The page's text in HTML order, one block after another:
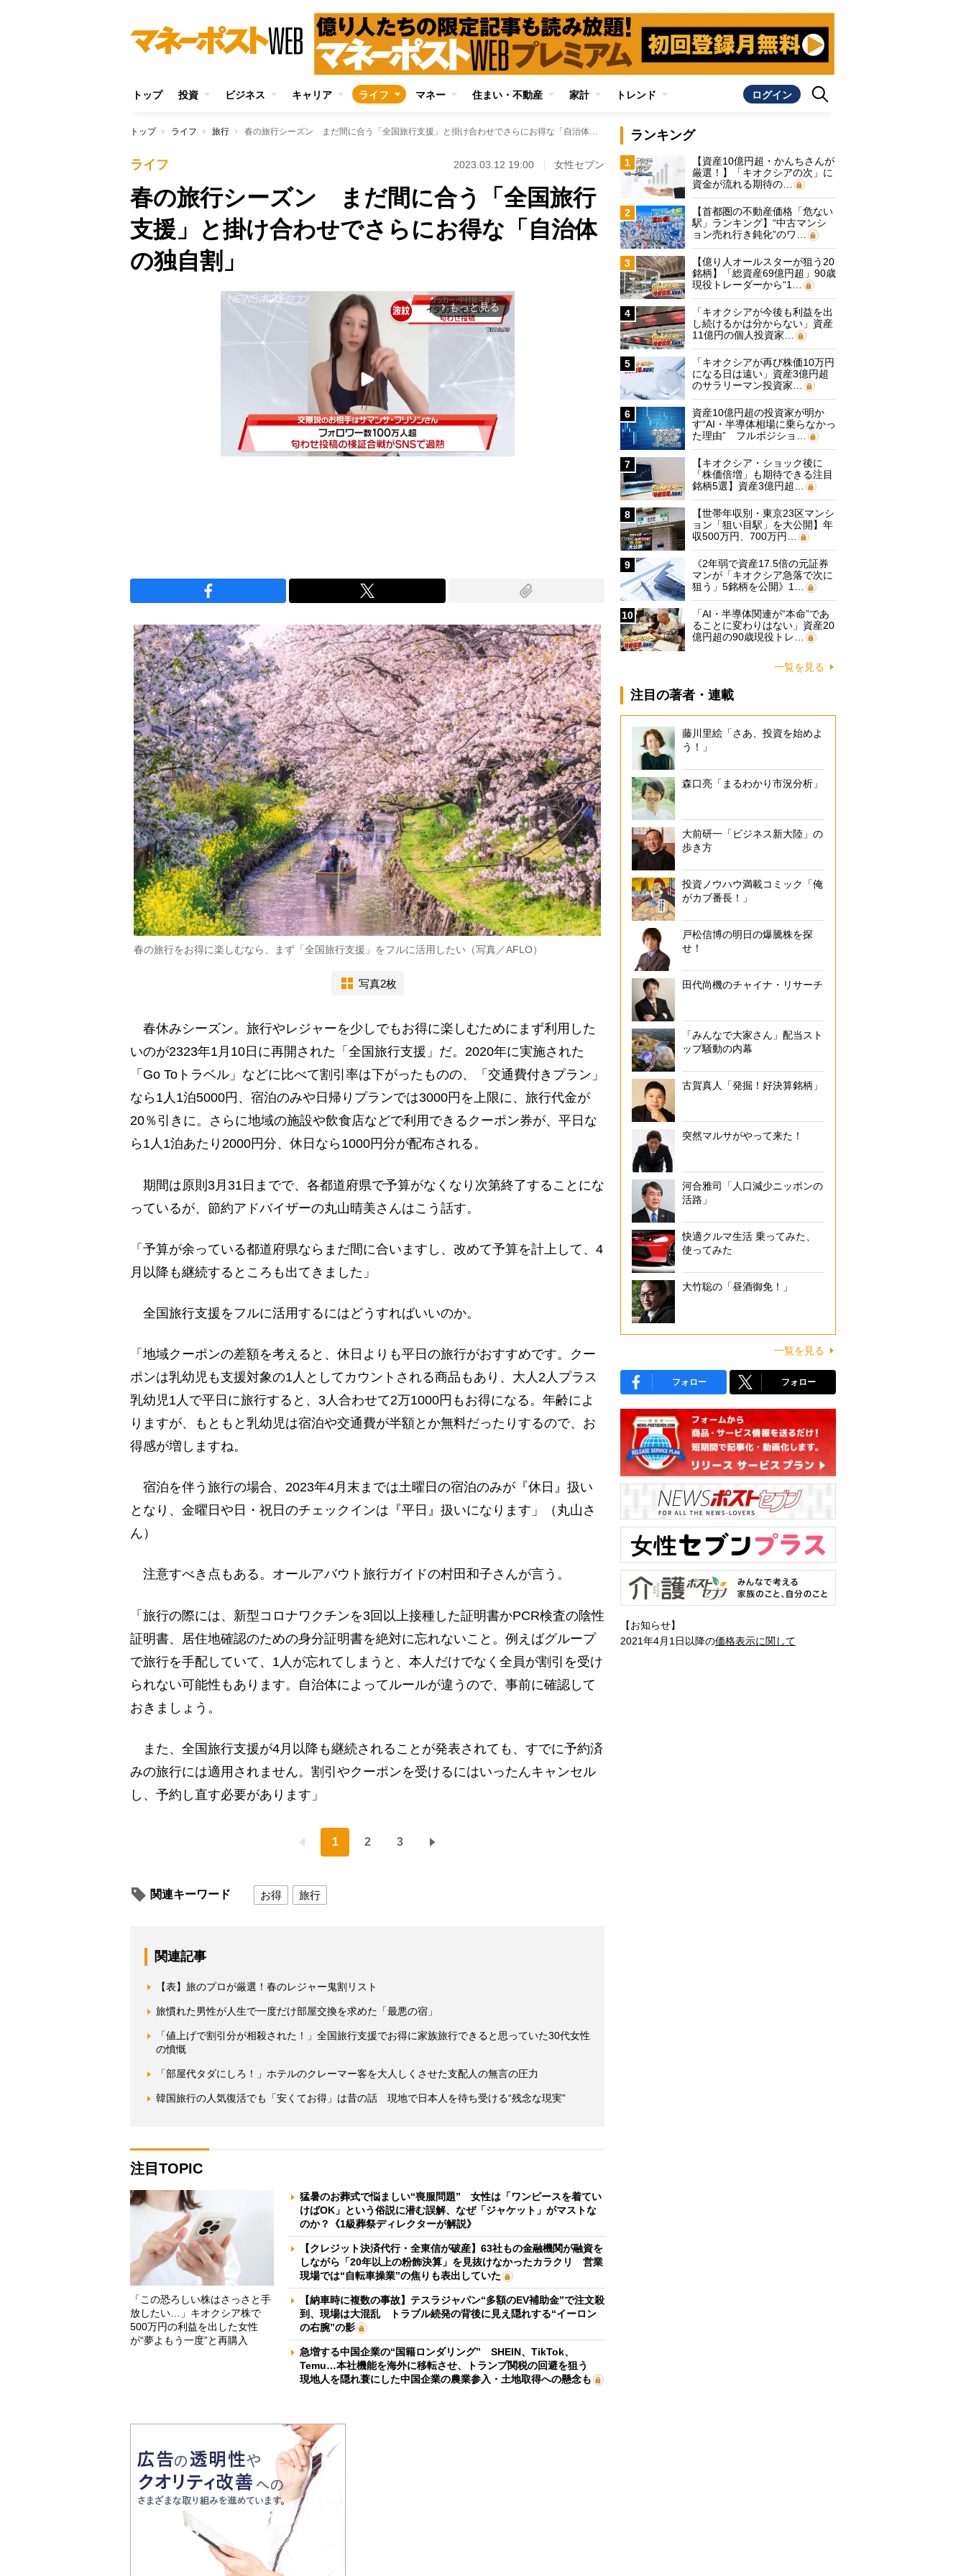
トップ 投資 ビジネス キャリア ライフ マネー 住まい・不動産 家計 トレンド ログイン
トップ ライフ 旅行 春の旅行シーズン まだ間に合う「全国旅行支援」と掛け合わせでさらにお得な「自治体の独自割」
ライフ 2023.03.12 19:00 女性セブン
春の旅行シーズン まだ間に合う「全国旅行
支援」と掛け合わせでさらにお得な「自治体
の独自割」
arrow_forward_ios もっと見る
春の旅行をお得に楽しむなら、まず「全国旅行支援」をフルに活用したい（写真／AFLO）
写真2枚
春休みシーズン。旅行やレジャーを少しでもお得に楽しむためにまず利用した
いのが2323年1月10日に再開された「全国旅行支援」だ。2020年に実施された
「Go Toトラベル」などに比べて割引率は下がったものの、「交通費付きプラン」
なら1人1泊5000円、宿泊のみや日帰りプランでは3000円を上限に、旅行代金が
20％引きに。さらに地域の施設や飲食店などで利用できるクーポン券が、平日な
ら1人1泊あたり2000円分、休日なら1000円分が配布される。
期間は原則3月31日までで、各都道府県で予算がなくなり次第終了することにな
っているが、節約アドバイザーの丸山晴美さんはこう話す。
「予算が余っている都道府県ならまだ間に合いますし、改めて予算を計上して、4
月以降も継続するところも出てきました」
全国旅行支援をフルに活用するにはどうすればいいのか。
「地域クーポンの差額を考えると、休日よりも平日の旅行がおすすめです。クー
ポンは乳幼児も支援対象の1人としてカウントされる商品もあり、大人2人プラス
乳幼児1人で平日に旅行すると、3人合わせて2万1000円もお得になる。年齢によ
りますが、もともと乳幼児は宿泊や交通費が半額とか無料だったりするので、お
得感が増しますね。
宿泊を伴う旅行の場合、2023年4月末までは土曜日の宿泊のみが『休日』扱い
となり、金曜日や日・祝日のチェックインは『平日』扱いになります」（丸山さ
ん）
注意すべき点もある。オールアバウト旅行ガイドの村田和子さんが言う。
「旅行の際には、新型コロナワクチンを3回以上接種した証明書かPCR検査の陰性
証明書、居住地確認のための身分証明書を絶対に忘れないこと。例えばグループ
で旅行を手配していて、1人が忘れてしまうと、本人だけでなく全員が割引を受け
られない可能性もあります。自治体によってルールが違うので、事前に確認して
おきましょう。
また、全国旅行支援が4月以降も継続されることが発表されても、すでに予約済
みの旅行には適用されません。割引やクーポンを受けるにはいったんキャンセル
し、予約し直す必要があります」
1 2 3
関連キーワード お得 旅行
関連記事
【表】旅のプロが厳選！春のレジャー鬼割リスト
旅慣れた男性が人生で一度だけ部屋交換を求めた「最悪の宿」
「値上げで割引分が相殺された！」全国旅行支援でお得に家族旅行できると思っていた30代女性
の憤慨
「部屋代タダにしろ！」ホテルのクレーマー客を大人しくさせた支配人の無言の圧力
韓国旅行の人気復活でも「安くてお得」は昔の話 現地で日本人を待ち受ける“残念な現実”
注目TOPIC
「この恐ろしい株はさっさと手
放したい…」キオクシア株で
500万円の利益を出した女性
が“夢よもう一度”と再購入
猛暑のお葬式で悩ましい“喪服問題” 女性は「ワンピースを着てい
けばOK」という俗説に潜む誤解、なぜ「ジャケット」がマストな
のか？《1級葬祭ディレクターが解説》
【クレジット決済代行・全東信が破産】63社もの金融機関が融資を
しながら「20年以上の粉飾決算」を見抜けなかったカラクリ 営業
現場では“自転車操業”の焦りも表出していた
【納車時に複数の事故】テスラジャパン“多額のEV補助金”で注文殺
到、現場は大混乱 トラブル続発の背後に見え隠れする“イーロン
の右腕”の影
急増する中国企業の“国籍ロンダリング” SHEIN、TikTok、
Temu…本社機能を海外に移転させ、トランプ関税の回避を狙う
現地人を隠れ蓑にした中国企業の農業参入・土地取得への懸念も
ランキング
1
【資産10億円超・かんちさんが
厳選！】「キオクシアの次」に
資金が流れる期待の…
2
【首都圏の不動産価格「危ない
駅」ランキング】“中古マンシ
ョン売れ行き鈍化”のワ…
3
【億り人オールスターが狙う20
銘柄】「総資産69億円超」90歳
現役トレーダーから“1…
4
「キオクシアが今後も利益を出
し続けるかは分からない」資産
11億円の個人投資家…
5
「キオクシアが再び株価10万円
になる日は遠い」資産3億円超
のサラリーマン投資家…
6
資産10億円超の投資家が明か
す“AI・半導体相場に乗らなかっ
た理由” フルポジショ…
7
【キオクシア・ショック後に
「株価倍増」も期待できる注目
銘柄5選】資産3億円超…
8
【世帯年収別・東京23区マンシ
ョン「狙い目駅」を大公開】年
収500万円、700万円…
9
《2年弱で資産17.5倍の元証券
マンが「キオクシア急落で次に
狙う」5銘柄を公開》1…
10
「AI・半導体関連が“本命”であ
ることに変わりはない」資産20
億円超の90歳現役トレ…
一覧を見る
注目の著者・連載
藤川里絵「さあ、投資を始めよ
う！」
森口亮「まるわかり市況分析」
大前研一「ビジネス新大陸」の
歩き方
投資ノウハウ満載コミック「俺
がカブ番長！」
戸松信博の明日の爆騰株を探
せ！
田代尚機のチャイナ・リサーチ
「みんなで大家さん」配当スト
ップ騒動の内幕
古賀真人「発掘！好決算銘柄」
突然マルサがやって来た！
河合雅司「人口減少ニッポンの
活路」
快適クルマ生活 乗ってみた、
使ってみた
大竹聡の「昼酒御免！」
一覧を見る
フォロー フォロー
【お知らせ】
2021年4月1日以降の価格表示に関して